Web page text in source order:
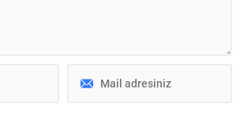
karşımıza çıkıyor....